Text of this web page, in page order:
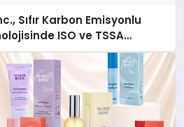
Sıfır Karbon Emisyonlu
ISO ve TSSA
Aldı